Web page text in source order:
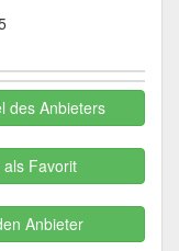
des Anbieters
Favorit
Anbieter